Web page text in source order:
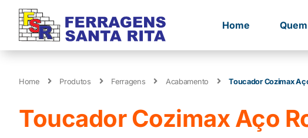
Home
Home Produtos Ferragens Acabamento Toucador Cozimax
Toucador Cozimax Aço